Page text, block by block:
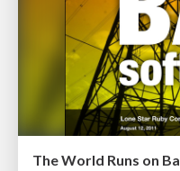
The World Runs on